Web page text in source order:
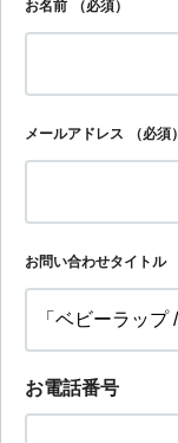
お名前 （必須）
メールアドレス （必須）
お問い合わせタイトル
お電話番号